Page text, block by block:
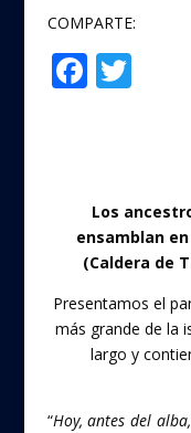
COMPARTE:
F
o
o
k
T
Los
ensamblan
(Caldera de
Presentamos el
más grande de la
largo y
“Hoy, antes del